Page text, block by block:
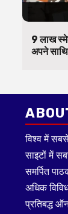
9 लाख
अपने
विश्व में
साइटों में
समर्पित
अधिक
प्रतिबद्ध